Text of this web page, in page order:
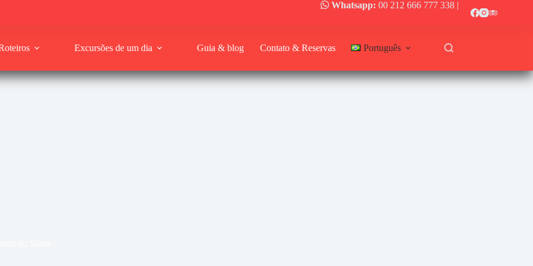
Whatsapp: 00 212 666 777 338 |
Excursões de um dia Guia & blog Contato & Reservas Português